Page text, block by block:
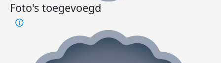
Foto's toegevoegd